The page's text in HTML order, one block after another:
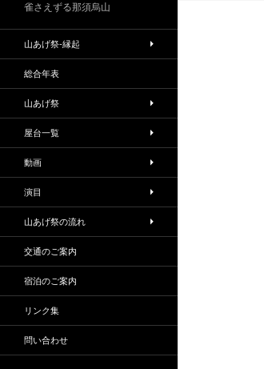
雀さえずる那須烏山
山あげ祭-縁起
総合年表
山あげ祭
屋台一覧
動画
演目
山あげ祭の流れ
交通のご案内
宿泊のご案内
リンク集
問い合わせ